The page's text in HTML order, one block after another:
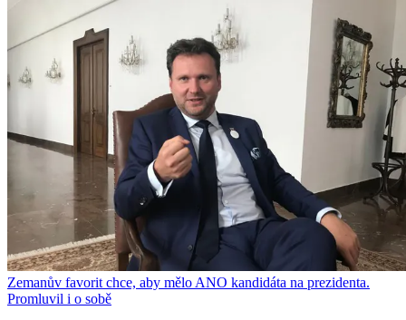
Zemanův favorit chce, aby mělo ANO kandidáta na prezidenta.
Promluvil i o sobě